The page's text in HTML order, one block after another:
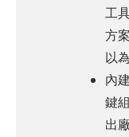
工
方
以
內
鍵
出